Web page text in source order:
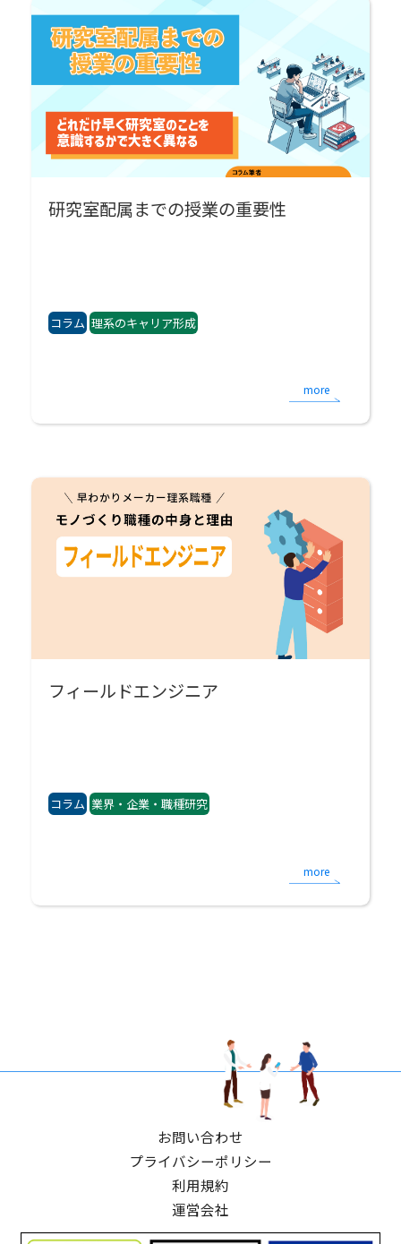
研究室配属までの授業の重要性
コラム 理系のキャリア形成
more
フィールドエンジニア
コラム 業界・企業・職種研究
more
お問い合わせ
プライバシーポリシー
利用規約
運営会社